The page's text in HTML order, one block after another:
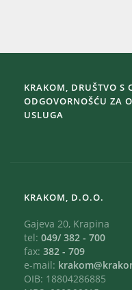
KRAKOM, DRUŠTVO S
ODGOVORNOŠĆU ZA
USLUGA
KRAKOM, D.O.O.
Gajeva 20, Krapina
tel: 049/ 382 - 700
fax: 382 - 709
e-mail:
OIB: 18804286885